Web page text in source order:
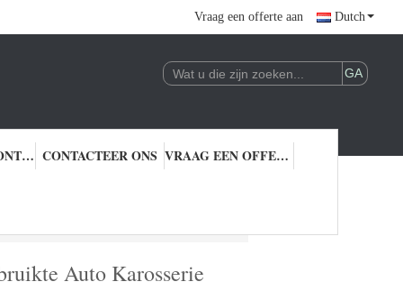
Vraag een offerte aan Dutch
KWALITEITSCONTROLE CONTACTEER ONS VRAAG EEN OFFERTE AAN
Auto Karosserie